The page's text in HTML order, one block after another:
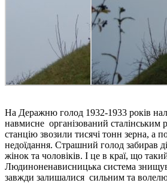
На Деражню голод 1932-1933 років
навмисне організований
станцію звозили тисячі тонн зерна, а
недоїдання. Страшний голод забирав
жінок та чоловіків. І це в краї, що
Людиноненависницька система
завжди залишалися сильним та